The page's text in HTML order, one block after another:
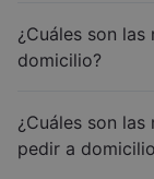
¿Cuáles son
domicilio?
¿Cuáles son
pedir a